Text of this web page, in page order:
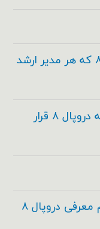
۲۴ مطلب در مورد دروپال ۸ که هر مدیر ارشد
۱۰ ویژگی جدید که در هسته دروپال ۸ قرار
اسلاید معرفی دروپال ۸ و فیلم معرفی دروپال ۸